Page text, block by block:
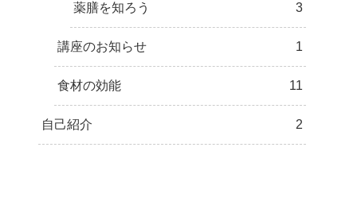
薬膳を知ろう 3
講座のお知らせ 1
食材の効能 11
自己紹介 2